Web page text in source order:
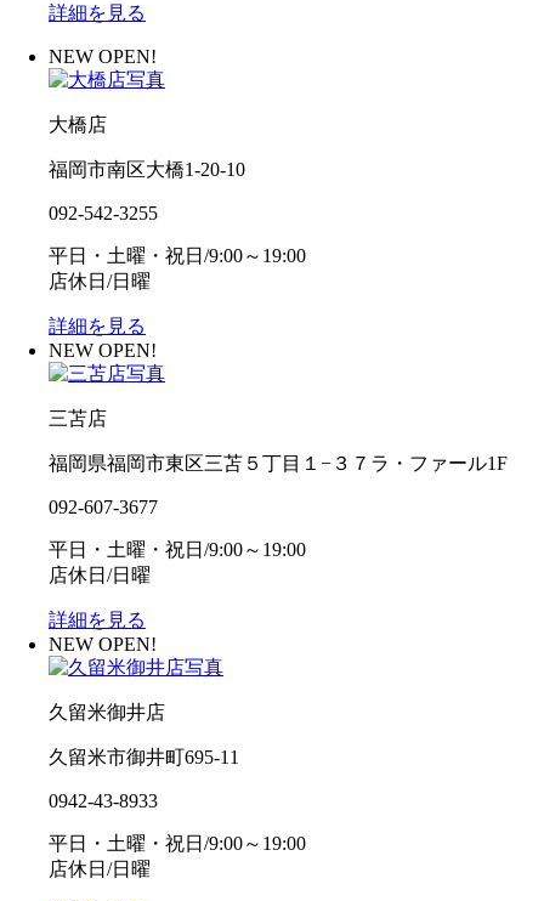
詳細を見る
NEW OPEN!
大橋店
福岡市南区大橋1-20-10
092-542-3255
平日・土曜・祝日/9:00～19:00
店休日/日曜
詳細を見る
NEW OPEN!
三苫店
福岡県福岡市東区三苫５丁目１−３７ラ・ファール1F
092-607-3677
平日・土曜・祝日/9:00～19:00
店休日/日曜
詳細を見る
NEW OPEN!
久留米御井店
久留米市御井町695-11
0942-43-8933
平日・土曜・祝日/9:00～19:00
店休日/日曜